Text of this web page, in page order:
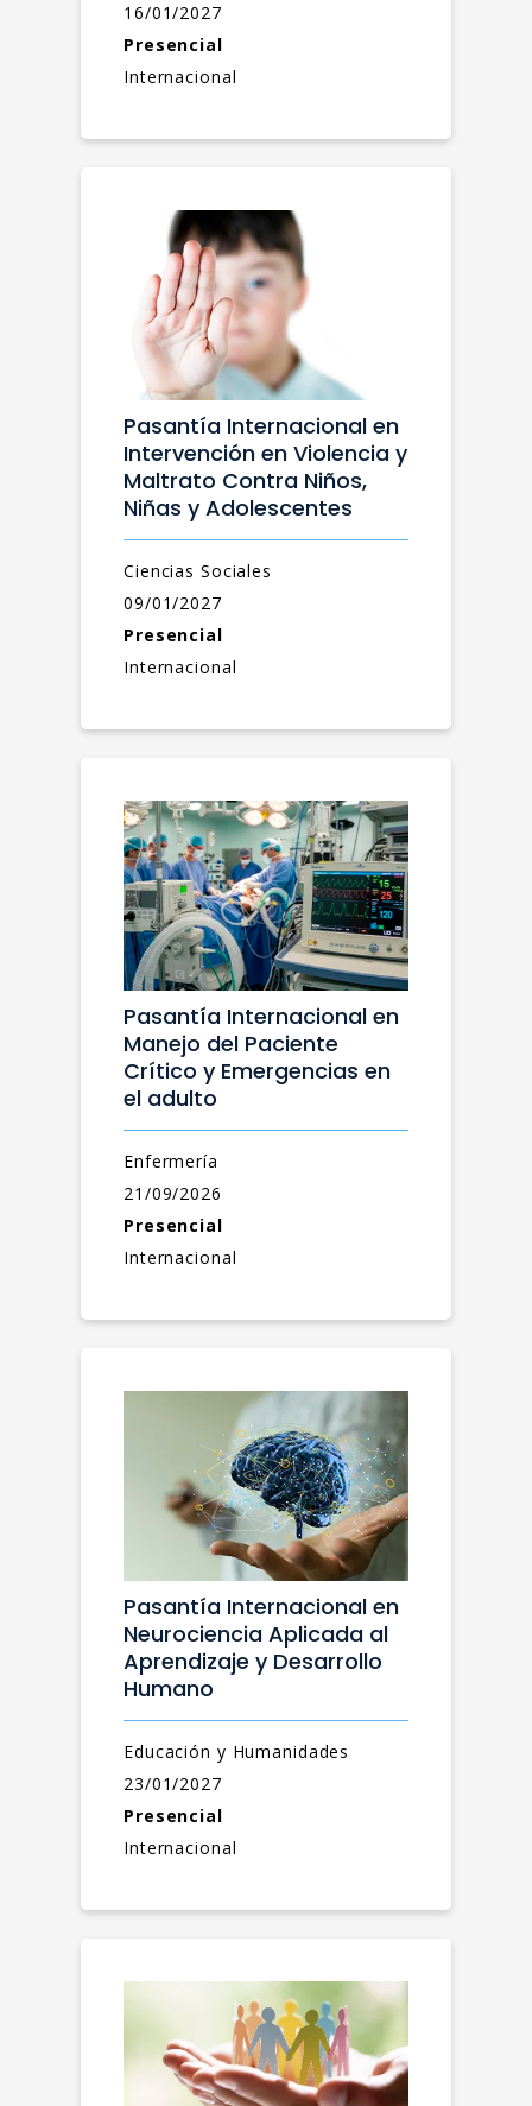
16/01/2027
Presencial
Internacional
Pasantía Internacional en
Intervención en Violencia y
Maltrato Contra Niños,
Niñas y Adolescentes
Ciencias Sociales
09/01/2027
Presencial
Internacional
Pasantía Internacional en
Manejo del Paciente
Crítico y Emergencias en
el adulto
Enfermería
21/09/2026
Presencial
Internacional
Pasantía Internacional en
Neurociencia Aplicada al
Aprendizaje y Desarrollo
Humano
Educación y Humanidades
23/01/2027
Presencial
Internacional